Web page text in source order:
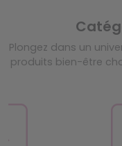
Plongez dans un
produits bien-être